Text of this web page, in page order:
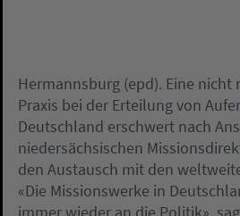
Hermannsburg (epd). Eine nicht
Praxis bei der Erteilung von
Deutschland erschwert nach
niedersächsischen
den Austausch mit den
«Die Missionswerke in